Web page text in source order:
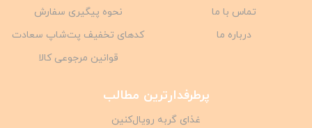
تماس با ما
درباره ما
نحوه پیگیری سفارش
کدهای تخفیف پت‌شاپ سعادت
قوانین مرجوعی کالا
پرطرفدارترین مطالب
غذای گربه رویال‌کنین